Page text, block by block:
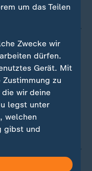
um das Teilen
Zwecke wir
dürfen.
Gerät. Mit
zu
wir deine
legst unter
welchen
gibst und
oder ändern.